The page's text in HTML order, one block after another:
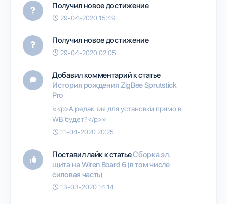
Получил новое достижение
29-04-2020 15:49
Получил новое достижение
29-04-2020 02:05
Добавил комментарий к статье
История рождения ZigBee Sprutstick
Pro
«<p>А редакция для установки прямо в
WB будет?</p>»
11-04-2020 20:25
Поставил лайк к статьеСборка эл.
щита на Wiren Board 6 (в том числе
силовая часть)
13-03-2020 14:14